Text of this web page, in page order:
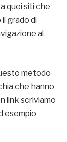
quei siti che
grado di
al
metodo
che hanno
link scriviamo
esempio